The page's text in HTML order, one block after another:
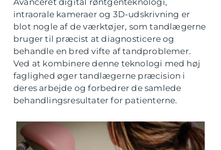
Avanceret digital røntgenteknologi,
intraorale kameraer og 3D-udskrivning er
blot nogle af de værktøjer, som tandlægerne
bruger til præcist at diagnosticere og
behandle en bred vifte af tandproblemer.
Ved at kombinere denne teknologi med høj
faglighed øger tandlægerne præcision i
deres arbejde og forbedrer de samlede
behandlingsresultater for patienterne.